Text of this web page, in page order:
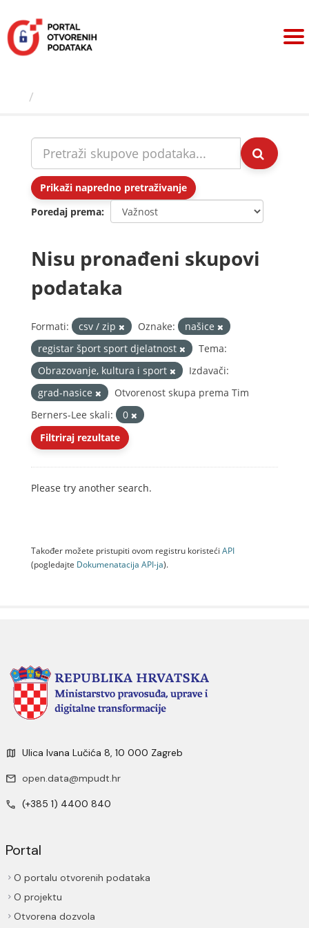
sadržaj
Prikaži napredno pretraživanje
Poredaj prema
Nisu pronađeni skupovi
podataka
Formati: csv / zip Oznake:
našice
registar šport sport djelatnost
Tema:
Obrazovanje, kultura i sport
Izdavači:
grad-nasice
Otvorenost skupa prema Tim
Berners-Lee skali:
0
Filtriraj rezultate
Please try another search.
Također možete pristupiti ovom registru koristeći API
(pogledajte Dokumenаtаcijа API-jа).